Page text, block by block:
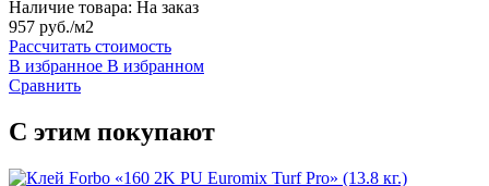
Наличие товара: На заказ
957 руб./м2
Рассчитать стоимость
В избранное В избранном
Сравнить
С этим покупают